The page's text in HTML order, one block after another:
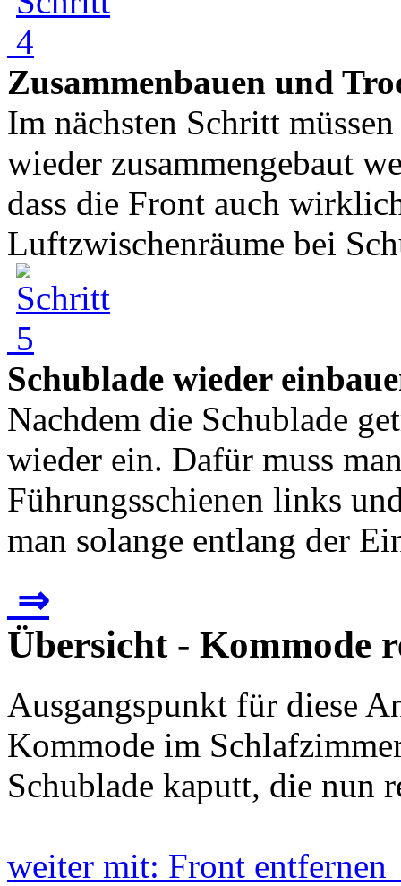
Zusammenbauen und
Im nächsten Schritt
wieder zusammengebaut
dass die Front auch
Luftzwischenräume bei
Schublade wieder
Nachdem die Schublade
wieder ein. Dafür muss
Führungsschienen links
man solange entlang der
⇒
Übersicht - Kommode
Ausgangspunkt für diese
Kommode im
Schublade kaputt, die nun
weiter mit: Front